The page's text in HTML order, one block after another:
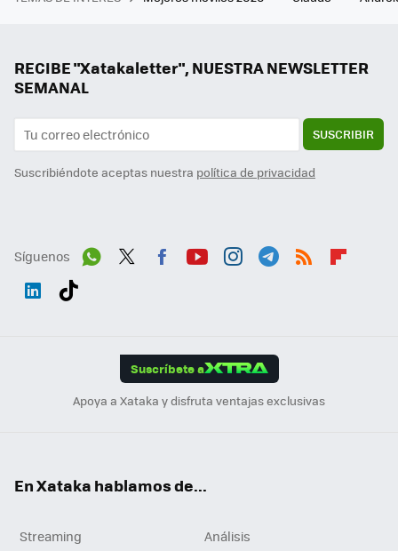
RECIBE "Xatakaletter", NUESTRA NEWSLETTER
SEMANAL
SUSCRIBIR
Suscribiéndote aceptas nuestra política de privacidad
Síguenos
Suscríbete a
Apoya a Xataka y disfruta ventajas exclusivas
En Xataka hablamos de...
Streaming
Análisis